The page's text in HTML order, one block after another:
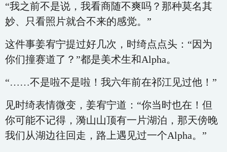
“我之前不是说，我看商随不爽吗？那种莫名其
妙、只看照片就合不来的感觉。”
这件事姜宥宁提过好几次，时绮点点头：“因为
你们撞赛道了？”都是美术生和Alpha。
“……不是啦不是啦！我六年前在祁江见过他！”
见时绮表情微变，姜宥宁道：“你当时也在！但
你可能不记得，漪山山顶有一片湖泊，那天傍晚
我们从湖边往回走，路上遇见过一个Alpha。”